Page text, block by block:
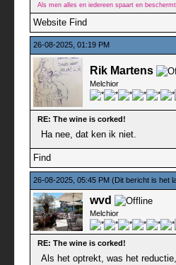
Als men alles en iedereen spaart en
Website Find
26-08-2025, 01:19 PM
Rik Martens
Melchior
RE: The wine is corked!
Ha nee, dat ken ik niet.
Find
26-08-2025, 05:45 PM (Dit bericht is het
wvd
Melchior
RE: The wine is corked!
Als het optrekt, was het